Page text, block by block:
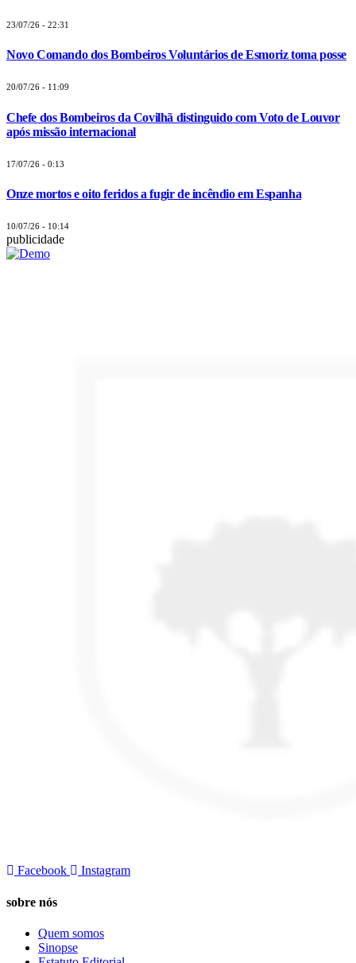
23/07/26 - 22:31
Novo Comando dos Bombeiros Voluntários de Esmoriz toma posse
20/07/26 - 11:09
Chefe dos Bombeiros da Covilhã distinguido com Voto de Louvor
após missão internacional
17/07/26 - 0:13
Onze mortos e oito feridos a fugir de incêndio em Espanha
10/07/26 - 10:14
publicidade
Facebook Instagram
sobre nós
Quem somos
Sinopse